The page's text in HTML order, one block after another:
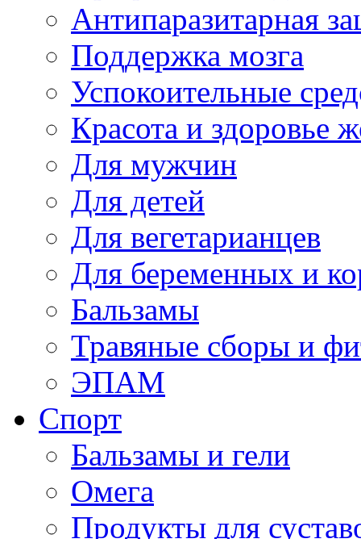
Антипаразитарная
Поддержка мозга
Успокоительные
Красота и здоровье
Для мужчин
Для детей
Для вегетарианцев
Для беременных и
Бальзамы
Травяные сборы и
ЭПАМ
Спорт
Бальзамы и гели
Омега
Продукты для